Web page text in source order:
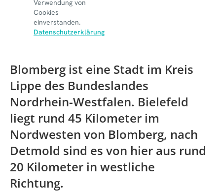
Blomberg ist eine Stadt im Kreis
Lippe des Bundeslandes
Nordrhein-Westfalen. Bielefeld
liegt rund 45 Kilometer im
Nordwesten von Blomberg, nach
Detmold sind es von hier aus rund
20 Kilometer in westliche
Richtung.